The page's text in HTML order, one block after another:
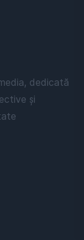
dedicată
și